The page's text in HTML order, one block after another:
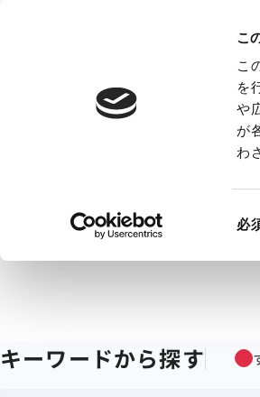
こ
こ
を
や
が
わ
意
必
キーワードから探す